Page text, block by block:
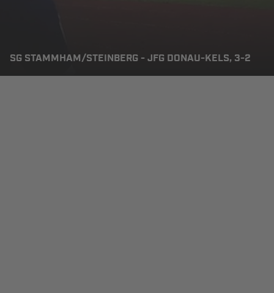
SG STAMMHAM/STEINBERG - JFG DONAU-KELS, 3-2